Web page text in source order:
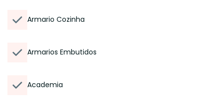
Armario Cozinha
Armarios Embutidos
Academia